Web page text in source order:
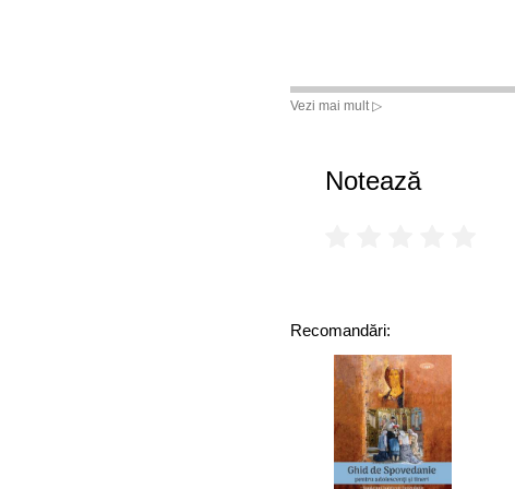
Vezi mai mult ▷
Notează
Recomandări: